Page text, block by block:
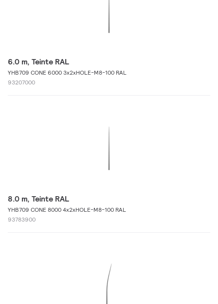
6.0 m, Teinte RAL
YHB709 CONE 6000 3x2xHOLE-M8-100 RAL
93207000
8.0 m, Teinte RAL
YHB709 CONE 8000 4x2xHOLE-M8-100 RAL
93783900